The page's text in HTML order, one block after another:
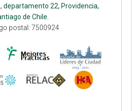
departamento 22, Providencia,
de Chile.
postal: 7500924